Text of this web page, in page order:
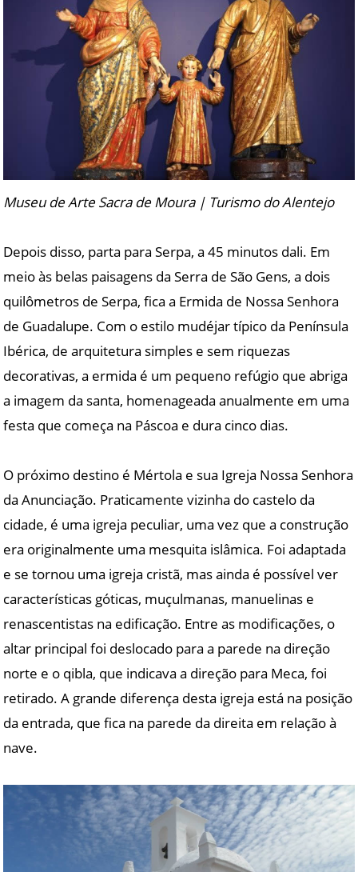
Museu de Arte Sacra de Moura | Turismo do Alentejo
Depois disso, parta para Serpa, a 45 minutos dali. Em
meio às belas paisagens da Serra de São Gens, a dois
quilômetros de Serpa, fica a Ermida de Nossa Senhora
de Guadalupe. Com o estilo mudéjar típico da Península
Ibérica, de arquitetura simples e sem riquezas
decorativas, a ermida é um pequeno refúgio que abriga
a imagem da santa, homenageada anualmente em uma
festa que começa na Páscoa e dura cinco dias.
O próximo destino é Mértola e sua Igreja Nossa Senhora
da Anunciação. Praticamente vizinha do castelo da
cidade, é uma igreja peculiar, uma vez que a construção
era originalmente uma mesquita islâmica. Foi adaptada
e se tornou uma igreja cristã, mas ainda é possível ver
características góticas, muçulmanas, manuelinas e
renascentistas na edificação. Entre as modificações, o
altar principal foi deslocado para a parede na direção
norte e o qibla, que indicava a direção para Meca, foi
retirado. A grande diferença desta igreja está na posição
da entrada, que fica na parede da direita em relação à
nave.